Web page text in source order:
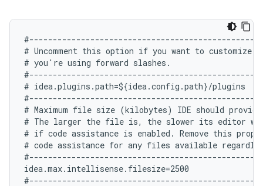
# Uncomment this option if you want to
# you're using forward slashes.
# idea.plugins.path=${idea.config.path}/plugins
# Maximum file size (kilobytes) IDE should
# The larger the file is, the slower its editor
# if code assistance is enabled. Remove this
# code assistance for any files available
idea.max.intellisense.filesize=2500